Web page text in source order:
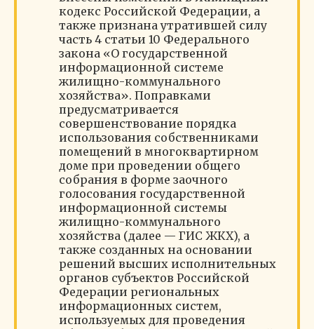
кодекс Российской Федерации, а
также признана утратившей силу
часть 4 статьи 10 Федерального
закона «О государственной
информационной системе
жилищно-коммунального
хозяйства». Поправками
предусматривается
совершенствование порядка
использования собственниками
помещений в многоквартирном
доме при проведении общего
собрания в форме заочного
голосования государственной
информационной системы
жилищно-коммунального
хозяйства (далее — ГИС ЖКХ), а
также созданных на основании
решений высших исполнительных
органов субъектов Российской
Федерации региональных
информационных систем,
используемых для проведения